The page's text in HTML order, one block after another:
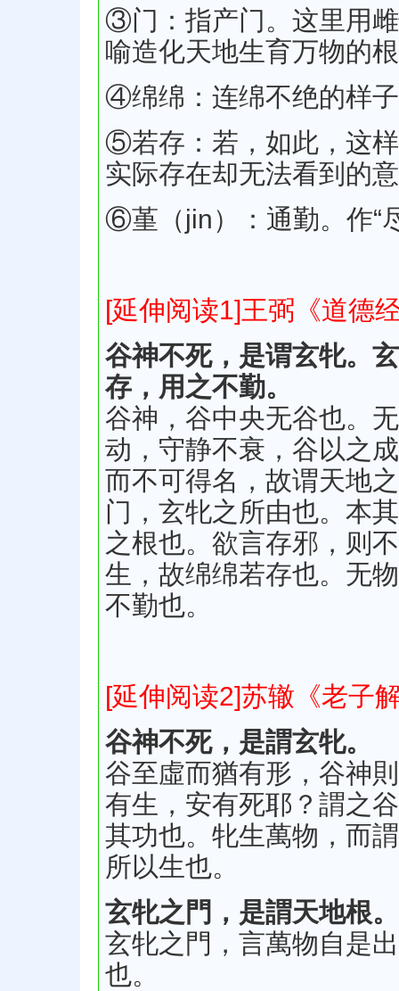
③门：指产门。这里用
喻造化天地生育万物的
④绵绵：连绵不绝的样
⑤若存：若，如此，这
实际存在却无法看到的
⑥堇（jin）：通勤。作“
[延伸阅读1]王弼《道德
谷神不死，是谓玄牝。
存，用之不勤。
谷神，谷中央无谷也。
动，守静不衰，谷以之
而不可得名，故谓天地
门，玄牝之所由也。本
之根也。欲言存邪，则
生，故绵绵若存也。无
不勤也。
[延伸阅读2]苏辙《老子
谷神不死，是謂玄牝。
谷至虛而猶有形，谷神
有生，安有死耶？謂之
其功也。牝生萬物，而
所以生也。
玄牝之門，是謂天地根。
玄牝之門，言萬物自是
也。